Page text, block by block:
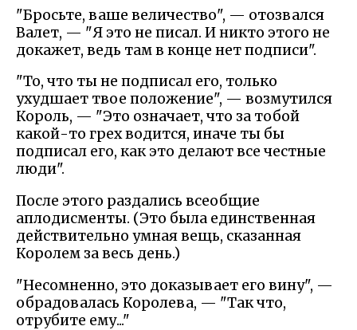
"Бросьте, ваше величество", — отозвался
Валет, — "Я это не писал. И никто этого не
докажет, ведь там в конце нет подписи".
"То, что ты не подписал его, только
ухудшает твое положение", — возмутился
Король, — "Это означает, что за тобой
какой-то грех водится, иначе ты бы
подписал его, как это делают все честные
люди".
После этого раздались всеобщие
аплодисменты. (Это была единственная
действительно умная вещь, сказанная
Королем за весь день.)
"Несомненно, это доказывает его вину", —
обрадовалась Королева, — "Так что,
отрубите ему..."